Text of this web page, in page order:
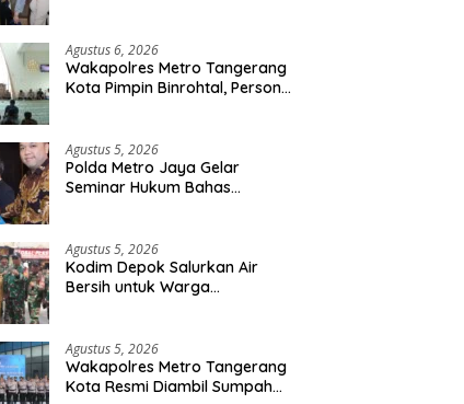
Agustus 6, 2026
Wakapolres Metro Tangerang
Kota Pimpin Binrohtal, Personel
Agustus 5, 2026
Polda Metro Jaya Gelar
Seminar Hukum Bahas
Agustus 5, 2026
Kodim Depok Salurkan Air
Bersih untuk Warga
Agustus 5, 2026
Wakapolres Metro Tangerang
Kota Resmi Diambil Sumpah